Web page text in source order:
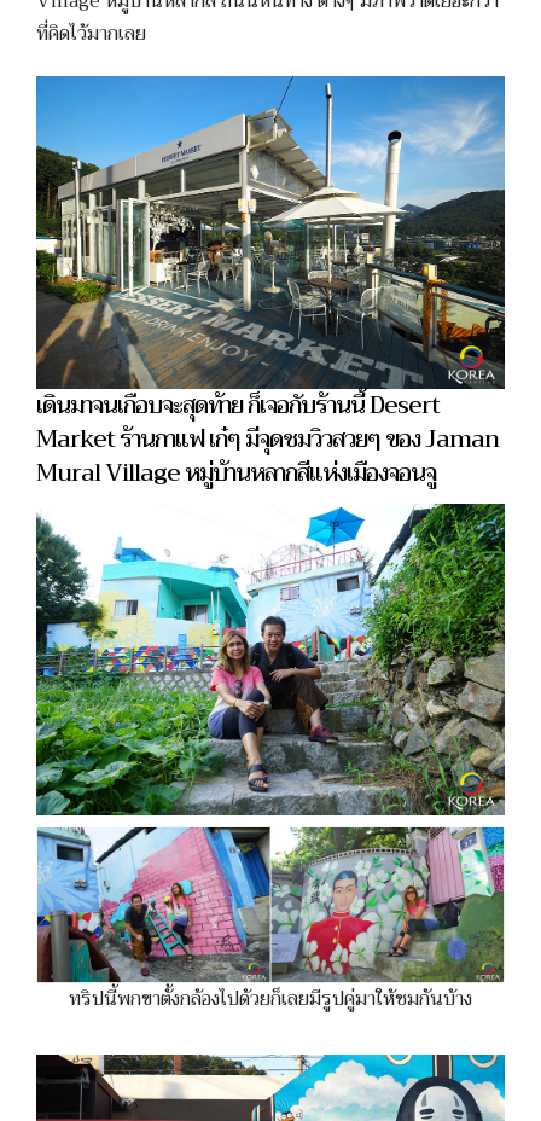
ที่คิดไว้มากเลย
เดินมาจนเกือบจะสุดท้าย ก็เจอกับร้านนี้ Desert
Market ร้านกาแฟ เก๋ๆ มีจุดชมวิวสวยๆ ของ Jaman
Mural Village หมู่บ้านหลากสีแห่งเมืองจอนจู
ทริปนี้พกขาตั้งกล้องไปด้วยก็เลยมีรูปคู่มาให้ชมกันบ้าง